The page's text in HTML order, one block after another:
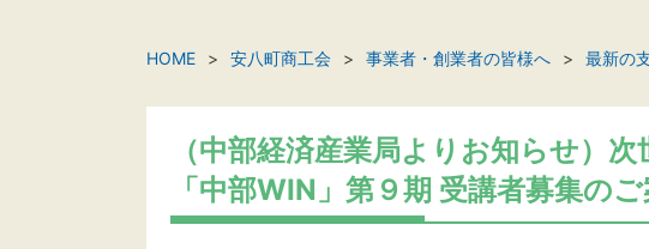
HOME 安八町商工会 事業者・創業者の皆様へ 最新の
（中部経済産業局よりお知らせ）
「中部WIN」第９期 受講者募集の